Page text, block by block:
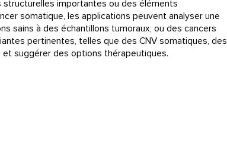
importantes ou des éléments
somatique, les applications peuvent analyser une
sains à des échantillons tumoraux, ou des cancers
pertinentes, telles que des CNV somatiques, des
et suggérer des options thérapeutiques.